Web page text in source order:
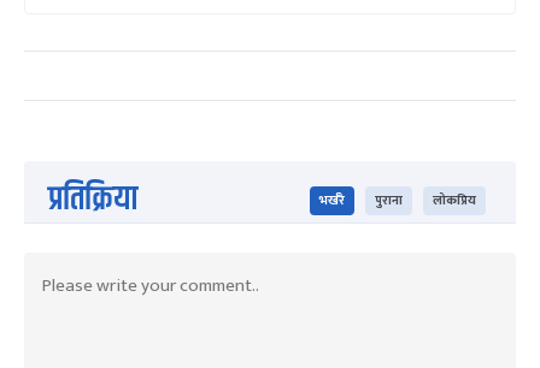
प्रतिक्रिया भर्खरै पुराना लोकप्रिय